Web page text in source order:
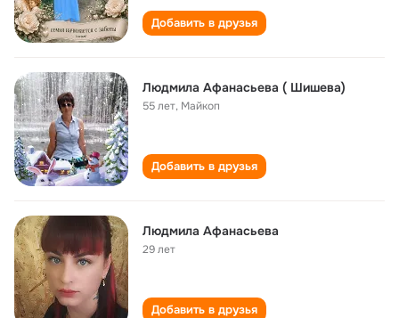
Добавить в друзья
Людмила Афанасьева ( Шишева)
55 лет, Майкоп
Добавить в друзья
Людмила Афанасьева
29 лет
Добавить в друзья